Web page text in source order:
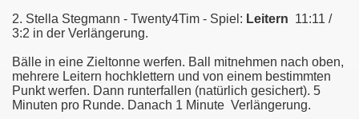
2. Stella Stegmann - Twenty4Tim - Spiel: Leitern 11:11 /
3:2 in der Verlängerung.
Bälle in eine Zieltonne werfen. Ball mitnehmen nach oben,
mehrere Leitern hochklettern und von einem bestimmten
Punkt werfen. Dann runterfallen (natürlich gesichert). 5
Minuten pro Runde. Danach 1 Minute Verlängerung.